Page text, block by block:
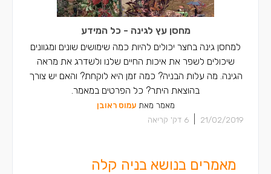
מחסן עץ לגינה - כל המידע
למחסן גינה בחצר יכולים להיות כמה שימושים שונים ומגוונים
שיכולים לשפר את איכות החיים שלנו ולשדרג את מראה
הגינה. מה עלות הבניה? כמה זמן היא לוקחת? והאם יש צורך
בהוצאת היתר? כל הפרטים במאמר.
מאמר מאתעמוס ראובן
21/02/2019
6 דק' קריאה
מאמרים בנושא בניה קלה